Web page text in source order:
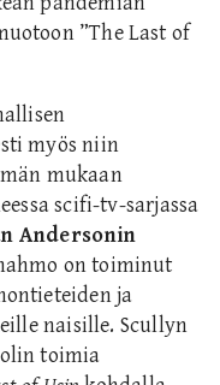
”The Last of
myös niin
mukaan
scifi-tv-sarjassa
Andersonin
on toiminut
ja
naisille. Scullyn
toimia